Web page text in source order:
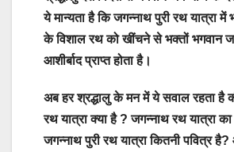
ये मान्यता है कि जगन्नाथ पुरी रथ यात्रा में
के विशाल रथ को खींचने से भक्तों भगवान
आशीर्बाद प्राप्त होता है।
अब हर श्रद्धालु के मन में ये सवाल रहता है
रथ यात्रा क्या है ? जगन्नाथ रथ यात्रा का
जगन्नाथ पुरी रथ यात्रा कितनी पवित्र